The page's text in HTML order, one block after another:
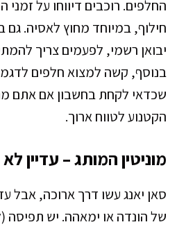
החלפים. רוכבים דיווחו על
חילוף, במיוחד מחוץ לאסיה.
יבואן רשמי, לפעמים צריך
שכדאי לקחת בחשבון אם אתם
הקטנוע לטווח ארוך.
מוניטין המותג – עדיין
סאן יאנג עשו דרך ארוכה, אבל
של הונדה או ימאהה. יש